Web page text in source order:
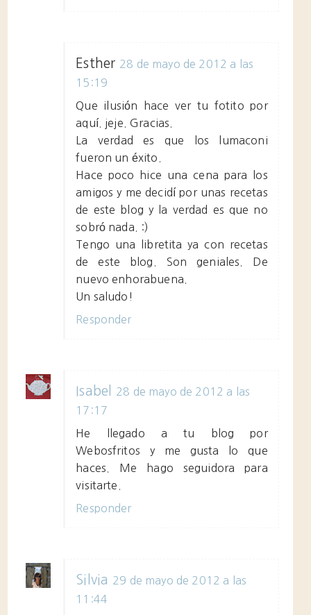
Esther 28 de mayo de 2012 a las
15:19
Que ilusión hace ver tu fotito por
aquí. jeje. Gracias.
La verdad es que los lumaconi
fueron un éxito.
Hace poco hice una cena para los
amigos y me decidí por unas recetas
de este blog y la verdad es que no
sobró nada. :)
Tengo una libretita ya con recetas
de este blog. Son geniales. De
nuevo enhorabuena.
Un saludo!
Responder
Isabel
28 de mayo de 2012 a las
17:17
He llegado a tu blog por
Webosfritos y me gusta lo que
haces. Me hago seguidora para
visitarte.
Responder
Silvia 29 de mayo de 2012 a las
11:44